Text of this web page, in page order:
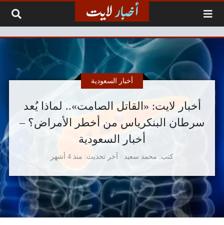
أخبار لايت: «القاتل الصامت».. لماذا يُعد
سرطان البنكرياس من أخطر الأمراض؟ –
أخبار السعودية
كتب محمد سعيد
أخبار السعودية
آخر تحديث منذ 4 أشهر